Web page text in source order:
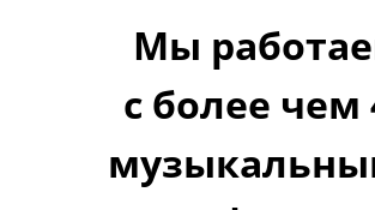
Мы
с более чем